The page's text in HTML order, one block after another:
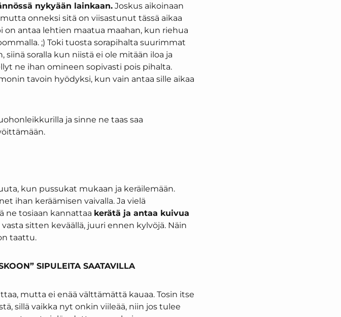
nykyään lainkaan. Joskus aikoinaan
onneksi sitä on viisastunut tässä aikaa
antaa lehtien maatua maahan, kun riehua
;) Toki tuosta sorapihalta suurimmat
soralla kun niistä ei ole mitään iloa ja
ne ihan omineen sopivasti pois pihalta.
tavoin hyödyksi, kun vain antaa sille aikaa
ja sinne ne taas saa
kun pussukat mukaan ja keräilemään.
ihan keräämisen vaivalla. Ja vielä
ne tosiaan kannattaa kerätä ja antaa kuivua
vasta sitten keväällä, juuri ennen kylvöjä. Näin
taattu.
SIPULEITA SAATAVILLA
mutta ei enää välttämättä kauaa. Tosin itse
sillä vaikka nyt onkin viileää, niin jos tulee